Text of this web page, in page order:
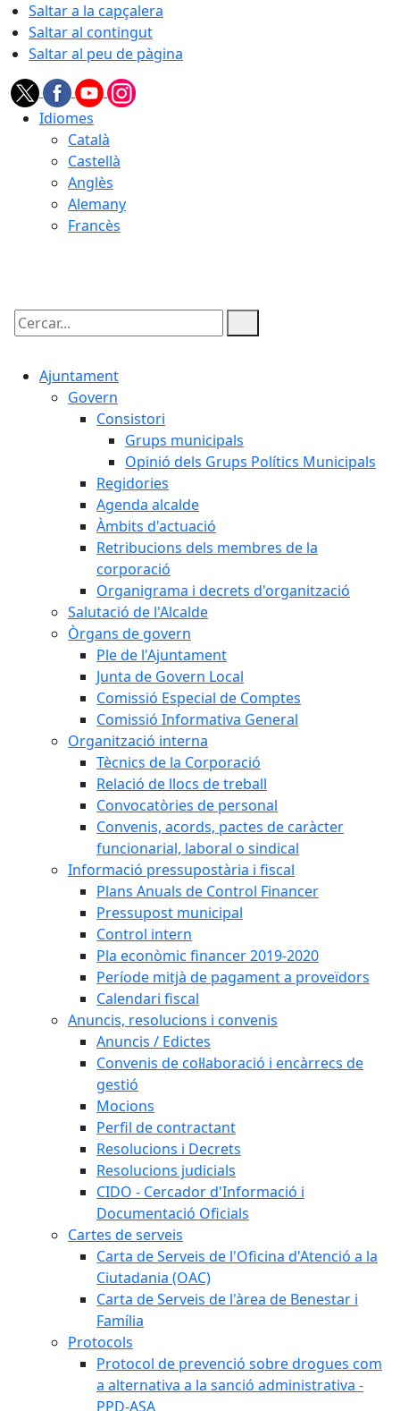
Saltar a la capçalera
Saltar al contingut
Saltar al peu de pàgina
Idiomes
Català
Castellà
Anglès
Alemany
Francès
Cercar:
Ajuntament
Govern
Consistori
Grups municipals
Opinió dels Grups Polítics Municipals
Regidories
Agenda alcalde
Àmbits d'actuació
Retribucions dels membres de la
corporació
Organigrama i decrets d'organització
Salutació de l'Alcalde
Òrgans de govern
Ple de l'Ajuntament
Junta de Govern Local
Comissió Especial de Comptes
Comissió Informativa General
Organització interna
Tècnics de la Corporació
Relació de llocs de treball
Convocatòries de personal
Convenis, acords, pactes de caràcter
funcionarial, laboral o sindical
Informació pressupostària i fiscal
Plans Anuals de Control Financer
Pressupost municipal
Control intern
Pla econòmic financer 2019-2020
Període mitjà de pagament a proveïdors
Calendari fiscal
Anuncis, resolucions i convenis
Anuncis / Edictes
Convenis de col·laboració i encàrrecs de
gestió
Mocions
Perfil de contractant
Resolucions i Decrets
Resolucions judicials
CIDO - Cercador d'Informació i
Documentació Oficials
Cartes de serveis
Carta de Serveis de l'Oficina d'Atenció a la
Ciutadania (OAC)
Carta de Serveis de l'àrea de Benestar i
Família
Protocols
Protocol de prevenció sobre drogues com
a alternativa a la sanció administrativa -
PPD-ASA